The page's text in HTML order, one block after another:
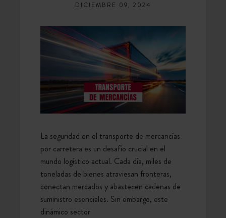
PARA
SEGURIDAD
EN
EL
TRANSPORTE
MERCANCÍAS
CARRETERA
DICIEMBRE 09, 2024
La seguridad en el transporte de mercancías
por carretera es un desafío crucial en el
mundo logístico actual. Cada día, miles de
toneladas de bienes atraviesan fronteras,
conectan mercados y abastecen cadenas de
suministro esenciales. Sin embargo, este
dinámico sector